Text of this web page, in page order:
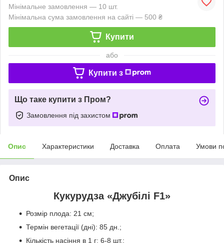
Мінімальне замовлення — 10 шт.
Мінімальна сума замовлення на сайті — 500 ₴
Купити
або
Купити з
Що таке купити з Пром?
Замовлення під захистом
Опис Характеристики Доставка Оплата Умови
Опис
Кукурудза «Джубілі F1»
Розмір плода: 21 см;
Термін вегетації (дні): 85 дн.;
Кількість насіння в 1 г: 6-8 шт.;